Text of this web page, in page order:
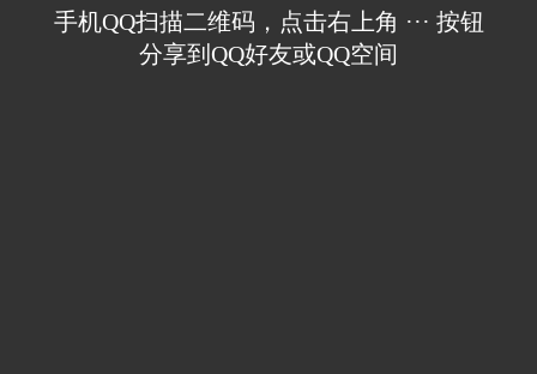
手机QQ扫描二维码，点击右上角 ··· 按钮
分享到QQ好友或QQ空间